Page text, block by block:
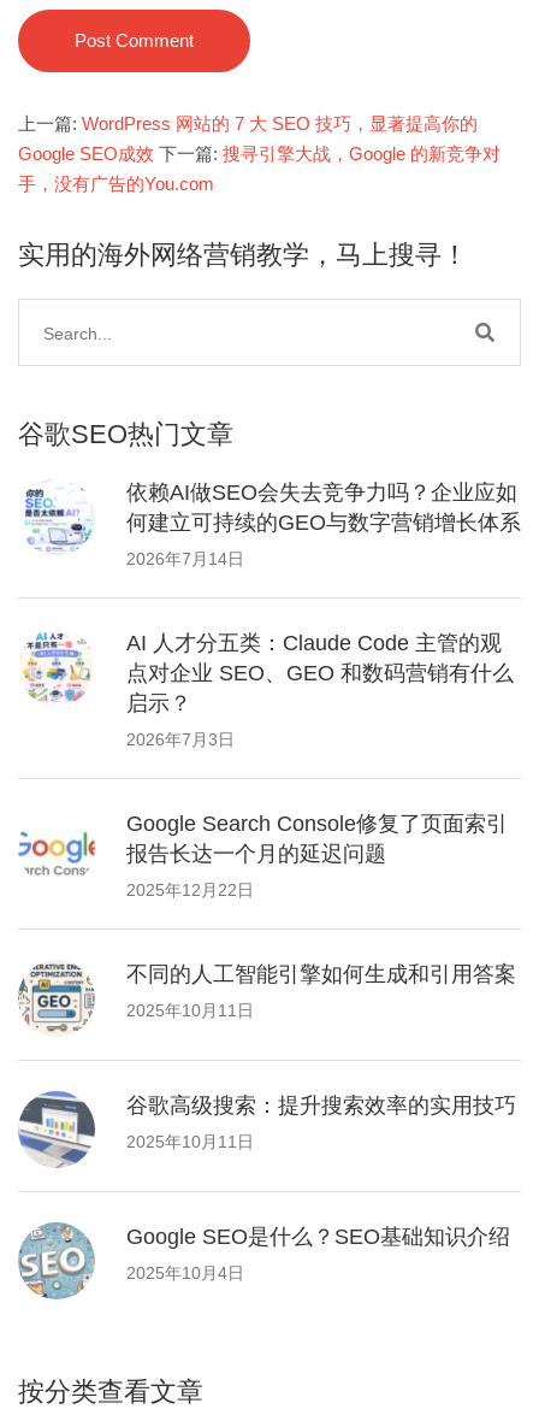
Post Comment
上一篇: WordPress 网站的 7 大 SEO 技巧，显著提高你的
Google SEO成效 下一篇: 搜寻引擎大战，Google 的新竞争对
手，没有广告的You.com
实用的海外网络营销教学，马上搜寻！
谷歌SEO热门文章
依赖AI做SEO会失去竞争力吗？企业应如
何建立可持续的GEO与数字营销增长体系
2026年7月14日
AI 人才分五类：Claude Code 主管的观
点对企业 SEO、GEO 和数码营销有什么
启示？
2026年7月3日
Google Search Console修复了页面索引
报告长达一个月的延迟问题
2025年12月22日
不同的人工智能引擎如何生成和引用答案
2025年10月11日
谷歌高级搜索：提升搜索效率的实用技巧
2025年10月11日
Google SEO是什么？SEO基础知识介绍
2025年10月4日
按分类查看文章